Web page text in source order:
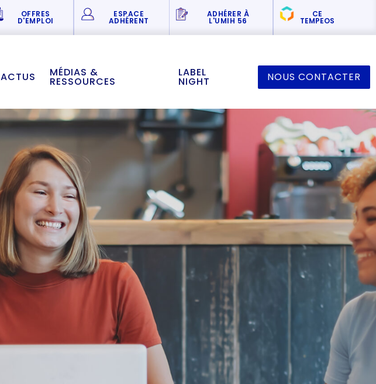
OFFRES
D'EMPLOI
ESPACE
ADHÉRENT
ADHÉRER À
L'UMIH 56
CE
TEMPEOS
ACTUS MÉDIAS &
RESSOURCES
LABEL
NIGHT NOUS CONTACTER